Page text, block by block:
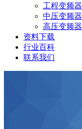
工程变频器
中压变频器
高压变频器
资料下载
行业百科
联系我们